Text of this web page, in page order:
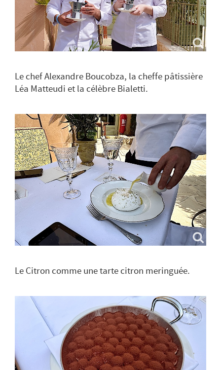
Le chef Alexandre Boucobza, la cheffe pâtissière
Léa Matteudi et la célèbre Bialetti.
Le Citron comme une tarte citron meringuée.